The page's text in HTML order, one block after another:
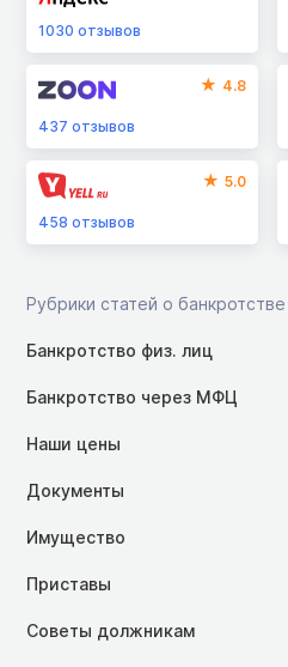
1030 отзывов
4.8
437 отзывов
5.0
458 отзывов
Рубрики статей о банкротстве
Банкротство физ. лиц
Банкротство через МФЦ
Наши цены
Документы
Имущество
Приставы
Советы должникам